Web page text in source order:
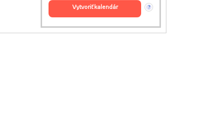
vytvoriť kalendár ?